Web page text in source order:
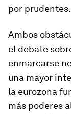
por prudentes.
Ambos
el debate
enmarcarse
una mayor
la eurozona
más poderes